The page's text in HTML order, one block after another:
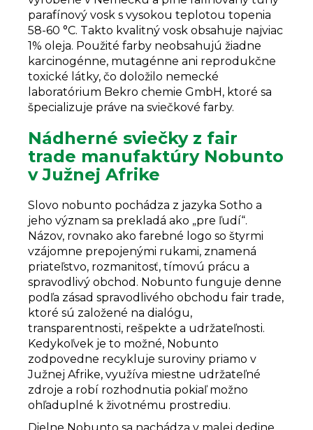
parafínový vosk s vysokou teplotou topenia
58-60 °C. Takto kvalitný vosk obsahuje najviac
1% oleja. Použité farby neobsahujú žiadne
karcinogénne, mutagénne ani reprodukčne
toxické látky, čo doložilo nemecké
laboratórium Bekro chemie GmbH, ktoré sa
špecializuje práve na sviečkové farby.
Nádherné sviečky z fair
trade manufaktúry Nobunto
v Južnej Afrike
Slovo nobunto pochádza z jazyka Sotho a
jeho význam sa prekladá ako „pre ľudí“.
Názov, rovnako ako farebné logo so štyrmi
vzájomne prepojenými rukami, znamená
priateľstvo, rozmanitosť, tímovú prácu a
spravodlivý obchod. Nobunto funguje denne
podľa zásad spravodlivého obchodu fair trade,
ktoré sú založené na dialógu,
transparentnosti, rešpekte a udržateľnosti.
Kedykoľvek je to možné, Nobunto
zodpovedne recykluje suroviny priamo v
Južnej Afrike, využíva miestne udržateľné
zdroje a robí rozhodnutia pokiaľ možno
ohľaduplné k životnému prostrediu.